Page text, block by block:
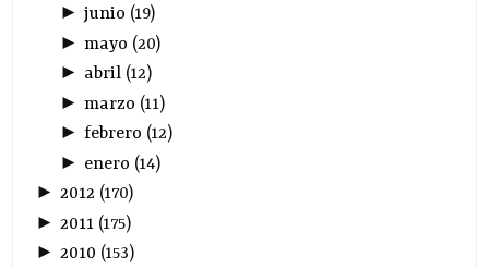
► junio (19)
► mayo (20)
► abril(12)
► marzo (11)
► febrero (12)
► enero (14)
►2012 (170)
► 2011 (175)
►2010 (153)